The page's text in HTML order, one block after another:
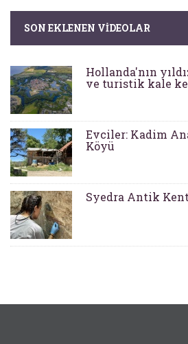
SON EKLENEN VIDEOLAR
Hollanda'nın
ve turistik kale
Evciler: Kadim
Köyü
Syedra Antik